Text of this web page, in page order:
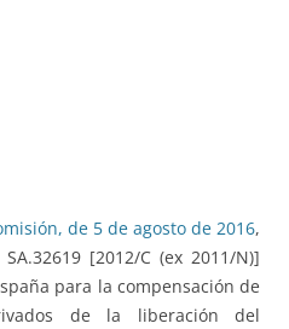
de 5 de agosto de 2016,
[2012/C (ex 2011/N)]
para la compensación de
de la liberación del